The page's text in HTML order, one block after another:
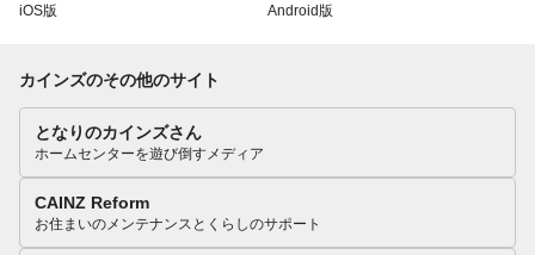
iOS版 Android版
カインズのその他のサイト
となりのカインズさん
ホームセンターを遊び倒すメディア
CAINZ Reform
お住まいのメンテナンスとくらしのサポート